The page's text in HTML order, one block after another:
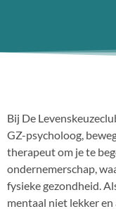
Bij De
GZ-psycholoog,
therapeut om je te
ondernemerschap,
fysieke gezondheid.
mentaal niet lekker